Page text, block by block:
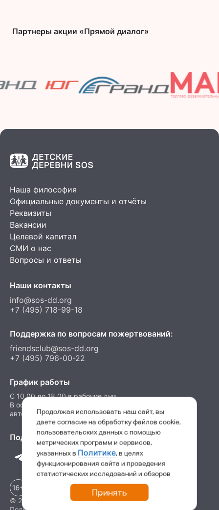
Партнеры акции «Прямой диалог»
Наша философия
Официальные документы и отчёты
Реквизиты
Вакансии
Целевой капитал
СМИ о нас
Вопросы и ответы
Наши контакты
info@sos-dd.org
+7 (495) 718-99-18
Поддержка по вопросам пожертвований:
friendsclub@sos-dd.org
+7 (495) 796-00-22
График работы
C 10.00 до 18.00 в рабочие дни
В остальные часы можно оставить сообщение на
автоответчик
Подпишитесь на нас в соц. сетях
© 2026 Детские деревни SOS
Продолжая использовать наш сайт, вы
даете согласие на обработку файлов cookie,
пользовательских данных с помощью
метрических программ и сервисов,
указанных в Политике, в целях
функционирования сайта и проведения
статистических исследований и обзоров
Принять